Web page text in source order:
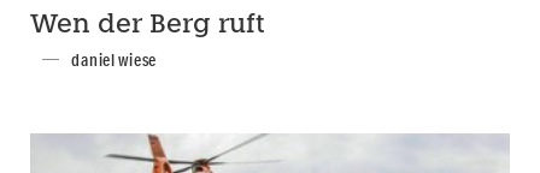
Wen der Berg ruft
daniel wiese